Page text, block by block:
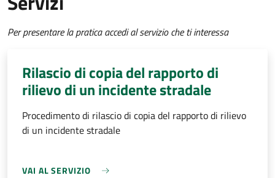
Per presentare la pratica accedi al servizio che ti interessa
Rilascio di copia del rapporto di
rilievo di un incidente stradale
Procedimento di rilascio di copia del rapporto di rilievo
di un incidente stradale
VAI AL SERVIZIO